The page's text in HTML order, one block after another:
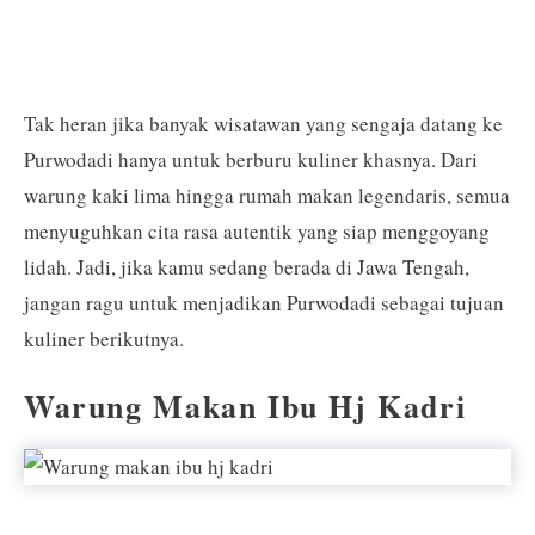
Tak heran jika banyak wisatawan yang sengaja datang ke
Purwodadi hanya untuk berburu kuliner khasnya. Dari
warung kaki lima hingga rumah makan legendaris, semua
menyuguhkan cita rasa autentik yang siap menggoyang
lidah. Jadi, jika kamu sedang berada di Jawa Tengah,
jangan ragu untuk menjadikan Purwodadi sebagai tujuan
kuliner berikutnya.
Warung Makan Ibu Hj Kadri